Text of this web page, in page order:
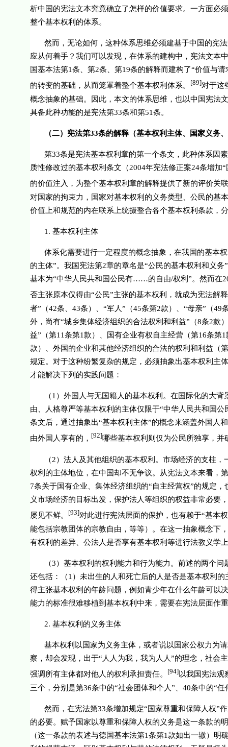
析中国的宪法文本究竟确立了怎样的价值要求。一方面必
整个基本权利的体系。
然而，无论如何，这种体系思维必须建基于中国的宪
应从何着手？我们可以发现，在体系的建构中，宪法文本
国基本法第1条、第2条、第19条的解释而建构了“价值与
的转变的基础，从而笼罩着整个基本权利体系。
[89]对于这
概念抽象的基础。因此，本文的体系思维，也以中国宪法
具备此种功能的是宪法第33条和第51条。
（二）宪法第33条的解释（基本权利主体、国家义务
第33条是宪法基本权利章的第一个条文，此种体系因
质性修改过的基本权利条文（2004年宪法修正案24条增加“
的价值注入，为整个基本权利章的解释提供了新的评价关
对国家的拘束力，国家对基本权利的义务类型、公民的基
价值上和规范的内在联系上统摄整合各个基本权利条款，
1. 基本权利主体
体系化需要进行一定程度的概念抽象，在我国的基本
的主体”。我国宪法第2章的章名是“公民的基本权利和义务
基本为“中华人民共和国公民有……的自由/权利”。然而在
否主张原本仅得由“公民”主张的基本权利，就成为宪法解
者”（42条、 43条）、“军人”（45条第2款）、“母亲”（49
外，尚有“城乡集体经济组织的合法权利和利益”（8条2款
益”（第11条第1款）、国有企业有权自主经营（第16条第1
款）、外国的企业和其他经济组织的合法的权利和利益（第
规定。对于这种纷繁复杂的规定，必须抽象出基本权利主
才能解决下列的实践问题：
（1 ）外国人与无国籍人的基本权利。在国际化的大
由、人格尊严等基本权利的主体仅限于“中华人民共和国
条文后，通过抽象出“基本权利主体”的概念来涵盖外国人
由外国人享有的， [92]哪些基本权利则仅为公民所独享，并
（2）法人及其他组织的基本权利。市场经济的支柱
权利的主体地位，在中国却不无争议。从宪法文本来看，第
7条关于国有企业、集体经济组织的“自主经营权”的规定，
义市场经济的目标出发，保护法人等组织的权益非常必要
屡见不鲜。
[93]对此进行宪法层面的保护，也有赖于“基本
能包括宗教团体的宗教自由，等等）。在这一抽象概念下
有权利的差异、公法人是否享有基本权利等进行法教义学
（3）基本权利的权利能力和行为能力。前述的两个
还包括：（1 ）未出生的人和死亡后的人是否是基本权利的
得主张基本权利的年龄问题，例如青少年在什么年龄可以
能力的标准很难移植到基本权利中来，需要在宪法层面作
2. 基本权利的义务主体
基本权利以国家为义务主体，或者说以国家公权力为
察，却会发现，出于“人人为我，我为人人”的理念，社会
强调所有主体都对他人的权利承担责任。
[94]以我国宪法观
三个，分别是第36条中的“社会团体和个人”、 40条中的“任
然而，在宪法第33条增加规定“国家尊重和保障人权”
的必要。赋予国家以尊重和保障人权的义务是这一条款的
（这一条款的表述与德国基本法第1条第1款如出一辙）明